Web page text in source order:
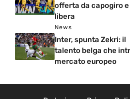
offerta da capogiro e
libera
News
Inter, spunta Zekri: il
talento belga che
mercato europeo